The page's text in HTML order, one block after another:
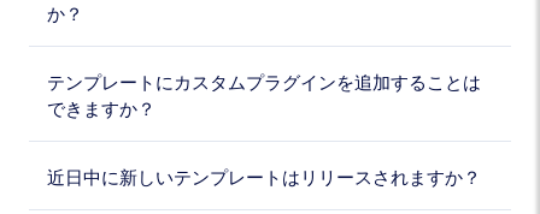
か？
テンプレートにカスタムプラグインを追加することは
できますか？
近日中に新しいテンプレートはリリースされますか？